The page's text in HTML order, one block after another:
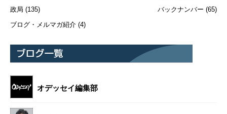
政局 (135)
ブログ・メルマガ紹介 (4)
バックナンバー (65)
オデッセイ編集部